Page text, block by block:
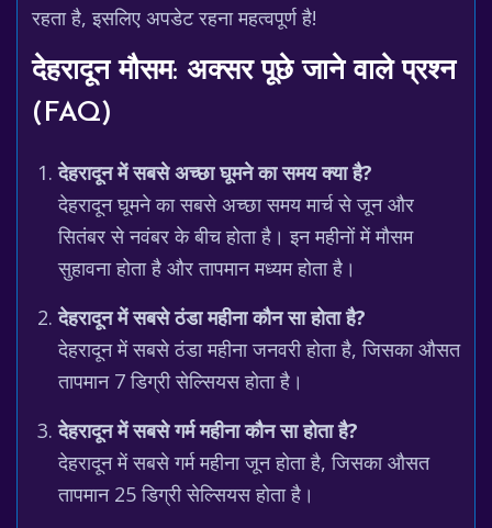
रहता है, इसलिए अपडेट रहना महत्वपूर्ण है!
देहरादून मौसम: अक्सर पूछे जाने वाले प्रश्न
(FAQ)
देहरादून में सबसे अच्छा घूमने का समय क्या है?
देहरादून घूमने का सबसे अच्छा समय मार्च से जून और
सितंबर से नवंबर के बीच होता है। इन महीनों में मौसम
सुहावना होता है और तापमान मध्यम होता है।
देहरादून में सबसे ठंडा महीना कौन सा होता है?
देहरादून में सबसे ठंडा महीना जनवरी होता है, जिसका औसत
तापमान 7 डिग्री सेल्सियस होता है।
देहरादून में सबसे गर्म महीना कौन सा होता है?
देहरादून में सबसे गर्म महीना जून होता है, जिसका औसत
तापमान 25 डिग्री सेल्सियस होता है।